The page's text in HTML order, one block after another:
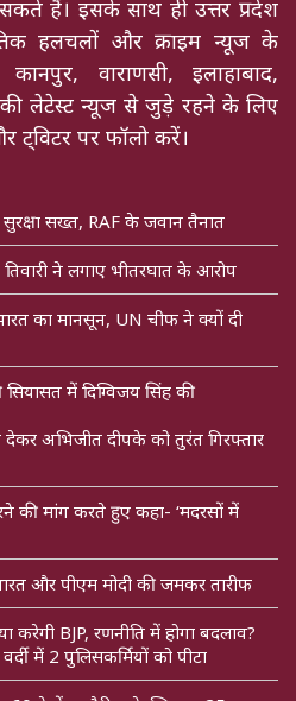
हैं। इसके साथ ही उत्तर प्रदेश
हलचलों और क्राइम न्यूज के
वाराणसी, इलाहाबाद,
लेटेस्ट न्यूज से जुड़े रहने के लिए
पर फॉलो करें।
सख्त, RAF के जवान तैनात
ने लगाए भीतरघात के आरोप
का मानसून, UN चीफ ने क्यों दी
में दिग्विजय सिंह की
अभिजीत दीपके को तुरंत गिरफ्तार
की मांग करते हुए कहा- ‘मदरसों में
और पीएम मोदी की जमकर तारीफ
करेगी BJP, रणनीति में होगा बदलाव?
में 2 पुलिसकर्मियों को पीटा